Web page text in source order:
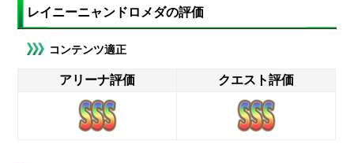
レイニーニャンドロメダの評価
コンテンツ適正
アリーナ評価 クエスト評価